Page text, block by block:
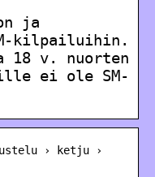
ja
kilpailuihin.
18 v. nuorten
ei ole SM-
› ketju ›